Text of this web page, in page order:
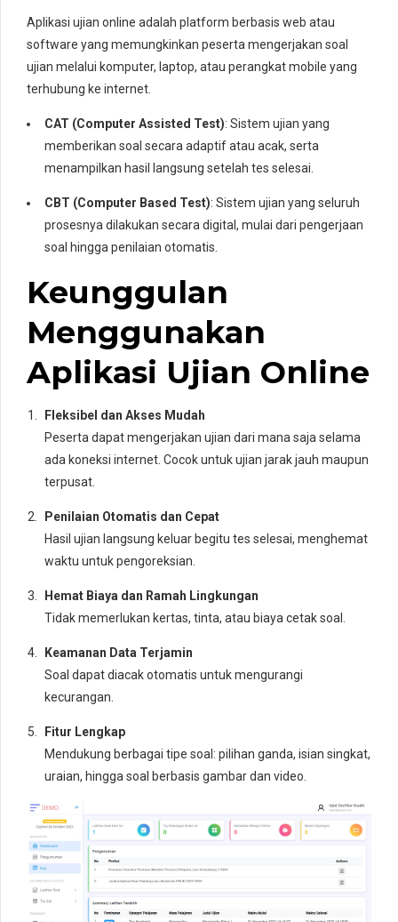
Aplikasi ujian online adalah platform berbasis web atau
software yang memungkinkan peserta mengerjakan soal
ujian melalui komputer, laptop, atau perangkat mobile yang
terhubung ke internet.
CAT (Computer Assisted Test): Sistem ujian yang
memberikan soal secara adaptif atau acak, serta
menampilkan hasil langsung setelah tes selesai.
CBT (Computer Based Test): Sistem ujian yang seluruh
prosesnya dilakukan secara digital, mulai dari pengerjaan
soal hingga penilaian otomatis.
Keunggulan
Menggunakan
Aplikasi Ujian Online
Fleksibel dan Akses Mudah
Peserta dapat mengerjakan ujian dari mana saja selama
ada koneksi internet. Cocok untuk ujian jarak jauh maupun
terpusat.
Penilaian Otomatis dan Cepat
Hasil ujian langsung keluar begitu tes selesai, menghemat
waktu untuk pengoreksian.
Hemat Biaya dan Ramah Lingkungan
Tidak memerlukan kertas, tinta, atau biaya cetak soal.
Keamanan Data Terjamin
Soal dapat diacak otomatis untuk mengurangi
kecurangan.
Fitur Lengkap
Mendukung berbagai tipe soal: pilihan ganda, isian singkat,
uraian, hingga soal berbasis gambar dan video.